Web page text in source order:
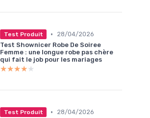
Test Produit •
28/04/2026
Test Shownicer Robe De Soiree
Femme : une longue robe pas chère
qui fait le job pour les mariages
★★★★★
★★★★★
Test Produit •
28/04/2026